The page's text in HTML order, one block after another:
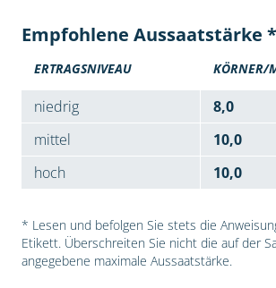
Empfohlene Aussaatstärke *
ERTRAGSNIVEAU KÖRNER/
niedrig
8,0
mittel
10,0
hoch
10,0
* Lesen und befolgen Sie stets die
Etikett. Überschreiten Sie nicht die auf der
angegebene maximale Aussaatstärke.